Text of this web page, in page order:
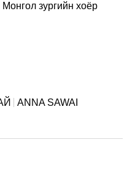
Монгол зургийн хоёр
ANNA SAWAI